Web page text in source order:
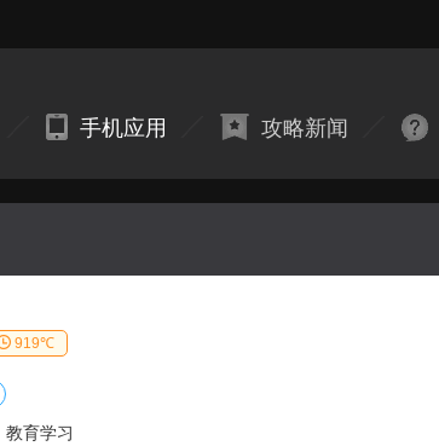
手机应用 攻略新闻
919℃
教育学习